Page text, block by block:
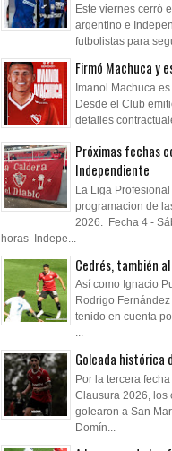
Este viernes cerró
argentino e
futbolistas para
Firmó Machuca y
Imanol Machuca
Desde el Club
detalles
Próximas fechas
Independiente
La Liga
programacion de
2026. Fecha 4 -
horas Indepe...
Cedrés, también al
Así como Ignacio
Rodrigo
tenido en cuenta
...
Goleada histórica
Por la tercera
Clausura 2026, los
golearon a San
Domín...